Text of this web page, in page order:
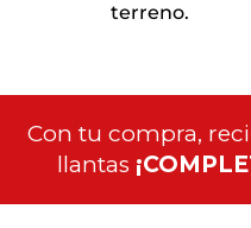
terreno.
Con tu compra,
llantas